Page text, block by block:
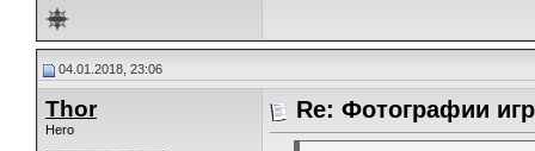
04.01.2018, 23:06
Thor
Hero
Re: Фотографии